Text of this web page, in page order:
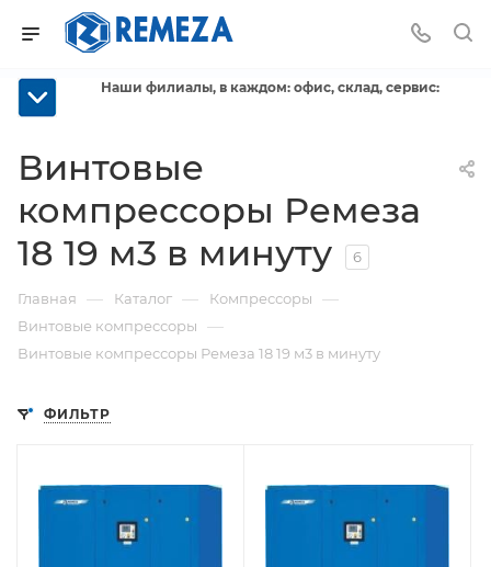
Наши филиалы, в каждом: офис, склад, сервис:
Винтовые
компрессоры Ремеза
18 19 м3 в минуту
6
Главная — Каталог — Компрессоры —
Винтовые компрессоры —
Винтовые компрессоры Ремеза 18 19 м3 в минуту
ФИЛЬТР